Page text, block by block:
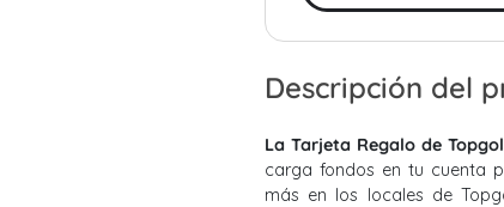
Descripción del
La Tarjeta Regalo de
carga fondos en tu cuenta
más en los locales de